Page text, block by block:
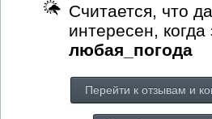
Считается, что
интересен, когда
любая_погода
Перейти к отзывам и